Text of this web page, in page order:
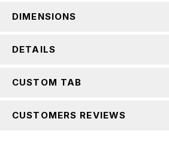
DIMENSIONS
DETAILS
CUSTOM TAB
CUSTOMERS REVIEWS